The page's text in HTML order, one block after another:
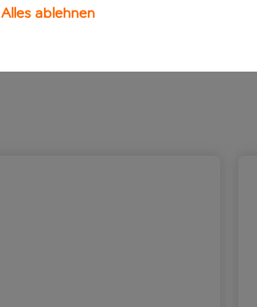
Alles ablehnen